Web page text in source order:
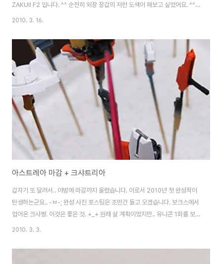
ZAKUⅡ F2 입니다. ^^ 순전히 외장 장갑의 저런 도색이 해보고 싶었어요. ^^;;
몸통의 녹색이 좀더 진녹색에 가까운데.. 아무리 해도 카메라가 잡아주질 못하
있었습니다. 맘 내키면 나중에 또 해볼지도.. ^^; 근데 UC론 힘들거 같아요. 브
러쉬 노즐을 바꾸지 않는한은.. ㅡ_ㅜ 프레임과 장갑의 블랙 부분만 무광마감이
고 나머지는 유광입니다. ^^ 귀찮은고로 따로 광은 내지 않았습니다. 사포질도
대강하고 서페도 안올렸더니 광이 얼마 안나네요. ;;; 역시 모형도 들어간 노력
만..
2010. 3. 16.
아스트레아 마감 + 크샤트리아
갑자기 또 달려서.. 야밤에 마감까지 올렸습니다. 이로서 2010년 첫 완성작이
탄생하는군요.. -ㅂ-; 완성 사진 포스팅은 조만간 들고 오겠습니다. 보크스에서
업어온 크샤짱. 이것은 좋은 것. +_+ 원래 살 계획이었지만.. 유니콘 1화를 보
고나니 못 견디겠더군요. ;;
2010. 3. 3.